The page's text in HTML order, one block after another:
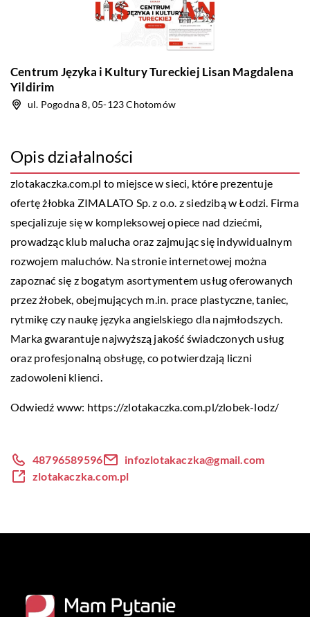
Centrum Języka i Kultury Tureckiej Lisan Magdalena
Yildirim
ul. Pogodna 8, 05-123 Chotomów
Opis działalności
zlotakaczka.com.pl to miejsce w sieci, które prezentuje
ofertę żłobka ZIMALATO Sp. z o.o. z siedzibą w Łodzi. Firma
specjalizuje się w kompleksowej opiece nad dziećmi,
prowadząc klub malucha oraz zajmując się indywidualnym
rozwojem maluchów. Na stronie internetowej można
zapoznać się z bogatym asortymentem usług oferowanych
przez żłobek, obejmujących m.in. prace plastyczne, taniec,
rytmikę czy naukę języka angielskiego dla najmłodszych.
Marka gwarantuje najwyższą jakość świadczonych usług
oraz profesjonalną obsługę, co potwierdzają liczni
zadowoleni klienci.
Odwiedź www: https://zlotakaczka.com.pl/zlobek-lodz/
48796589596
infozlotakaczka@gmail.com
zlotakaczka.com.pl